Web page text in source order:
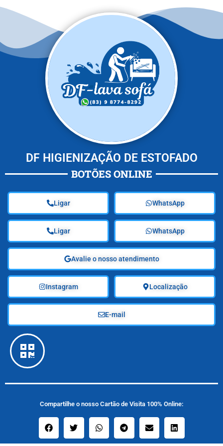
DF HIGIENIZAÇÃO DE ESTOFADO
BOTÕES ONLINE
Ligar WhatsApp
Ligar WhatsApp
Avalie o nosso atendimento
Instagram Localização
E-mail
Compartilhe o nosso Cartão de Visita 100% Online: